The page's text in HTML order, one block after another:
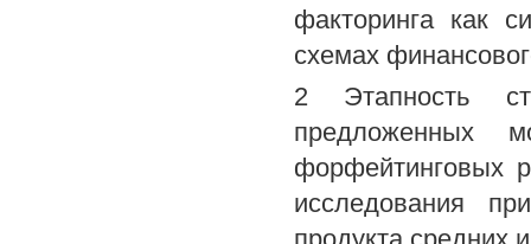
факторинга как
схемах
2 Этапность
предложенных
форфейтинговых
исследования